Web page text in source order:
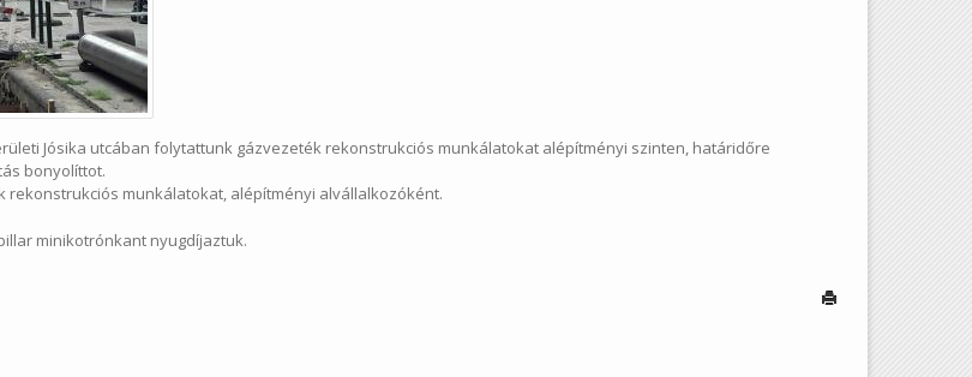
Jósika utcában folytattunk gázvezeték rekonstrukciós munkálatokat alépítményi szinten, határidőre
bonyolíttot.
rekonstrukciós munkálatokat, alépítményi alvállalkozóként.
minikotrónkant nyugdíjaztuk.